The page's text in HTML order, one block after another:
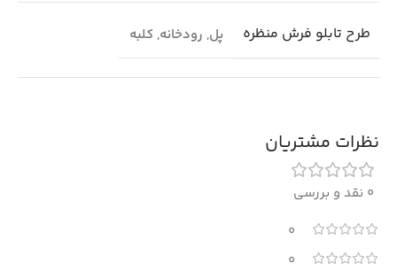
طرح تابلو فرش منظره پل, رودخانه, کلبه
نظرات مشتریان
0 نقد و بررسی
0
0